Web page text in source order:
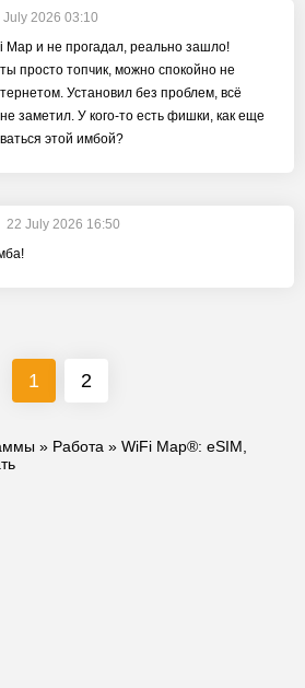
July 2026 03:10
Map и не прогадал, реально зашло!
просто топчик, можно спокойно не
Установил без проблем, всё
заметил. У кого-то есть фишки, как еще
этой имбой?
22 July 2026 16:50
1 2
» Работа » WiFi Map®: eSIM,